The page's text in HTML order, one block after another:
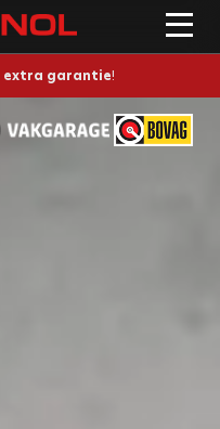
extra garantie!